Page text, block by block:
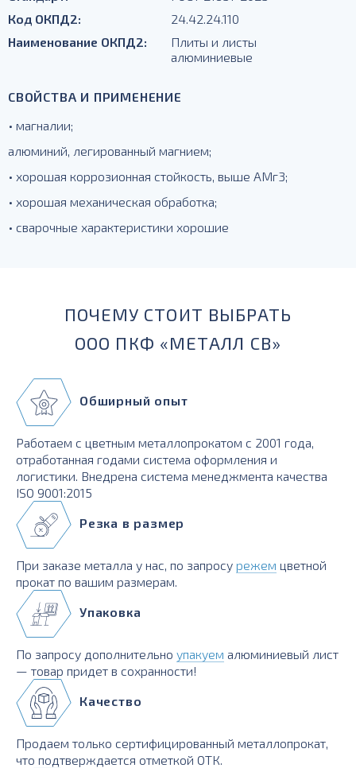
Код ОКПД2:
24.42.24.110
Наименование ОКПД2:
Плиты и листы
алюминиевые
СВОЙСТВА И ПРИМЕНЕНИЕ
• магналии;
алюминий, легированный магнием;
• хорошая коррозионная стойкость, выше АМг3;
• хорошая механическая обработка;
• сварочные характеристики хорошие
ПОЧЕМУ СТОИТ ВЫБРАТЬ
ООО ПКФ «МЕТАЛЛ СВ»
Обширный опыт
Работаем с цветным металлопрокатом с 2001 года,
отработанная годами система оформления и
логистики. Внедрена система менеджмента качества
ISO 9001:2015
Резка в размер
При заказе металла у нас, по запросу режем цветной
прокат по вашим размерам.
Упаковка
По запросу дополнительно упакуем алюминиевый лист
— товар придет в сохранности!
Качество
Продаем только сертифицированный металлопрокат,
что подтверждается отметкой ОТК.